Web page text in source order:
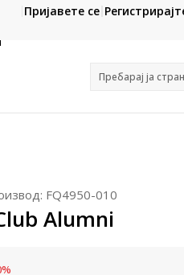
CLICK &
Платете со картичка online и
Пријавете се
Пребарај ја
FQ4950-010
Alumni
%